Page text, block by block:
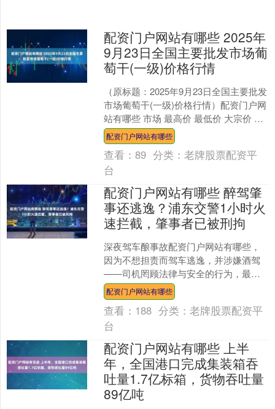
配资门户网站有哪些 2025年
9月23日全国主要批发市场葡
萄干(一级)价格行情
（原标题：2025年9月23日全国主要批发
市场葡萄干(一级)价格行情）配资门户网
站有哪些 市场 最高价 最低价 大宗价 兰
州国际高原夏菜副食品采购中心 16.2....
配资门户网站有哪些
查看：89 分类：老牌股票配资平
台
配资门户网站有哪些 醉驾肇
事还逃逸？浦东交警1小时火
速拦截，肇事者已被刑拘
深夜驾车酿事故配资门户网站有哪些，
因为不想担责而驾车逃逸，并涉嫌酒驾
——司机罔顾法律与安全的行为，最终
难逃警方的“闪电追缉”。9月8日晚至9日
凌晨，浦东警方凭借....
配资门户网站有哪些
查看： 188 分类：老牌股票配资平
台
配资门户网站有哪些 上半
年，全国港口完成集装箱吞
吐量1.7亿标箱，货物吞吐量
89亿吨